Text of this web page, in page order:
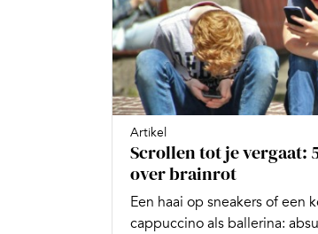
Artikel
Scrollen tot je vergaat:
over brainrot
Een haai op sneakers of een
cappuccino als ballerina: